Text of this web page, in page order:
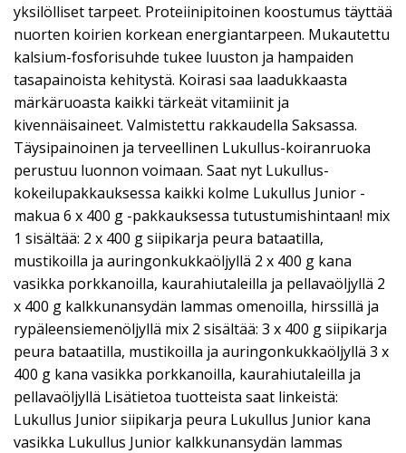
yksilölliset tarpeet. Proteiinipitoinen koostumus täyttää
nuorten koirien korkean energiantarpeen. Mukautettu
kalsium-fosforisuhde tukee luuston ja hampaiden
tasapainoista kehitystä. Koirasi saa laadukkaasta
märkäruoasta kaikki tärkeät vitamiinit ja
kivennäisaineet. Valmistettu rakkaudella Saksassa.
Täysipainoinen ja terveellinen Lukullus-koiranruoka
perustuu luonnon voimaan. Saat nyt Lukullus-
kokeilupakkauksessa kaikki kolme Lukullus Junior -
makua 6 x 400 g -pakkauksessa tutustumishintaan! mix
1 sisältää: 2 x 400 g siipikarja peura bataatilla,
mustikoilla ja auringonkukkaöljyllä 2 x 400 g kana
vasikka porkkanoilla, kaurahiutaleilla ja pellavaöljyllä 2
x 400 g kalkkunansydän lammas omenoilla, hirssillä ja
rypäleensiemenöljyllä mix 2 sisältää: 3 x 400 g siipikarja
peura bataatilla, mustikoilla ja auringonkukkaöljyllä 3 x
400 g kana vasikka porkkanoilla, kaurahiutaleilla ja
pellavaöljyllä Lisätietoa tuotteista saat linkeistä:
Lukullus Junior siipikarja peura Lukullus Junior kana
vasikka Lukullus Junior kalkkunansydän lammas